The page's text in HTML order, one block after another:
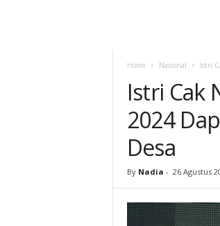
Home Nasional Istri
Istri Cak
2024
Desa
By Nadia - 26 Agustus